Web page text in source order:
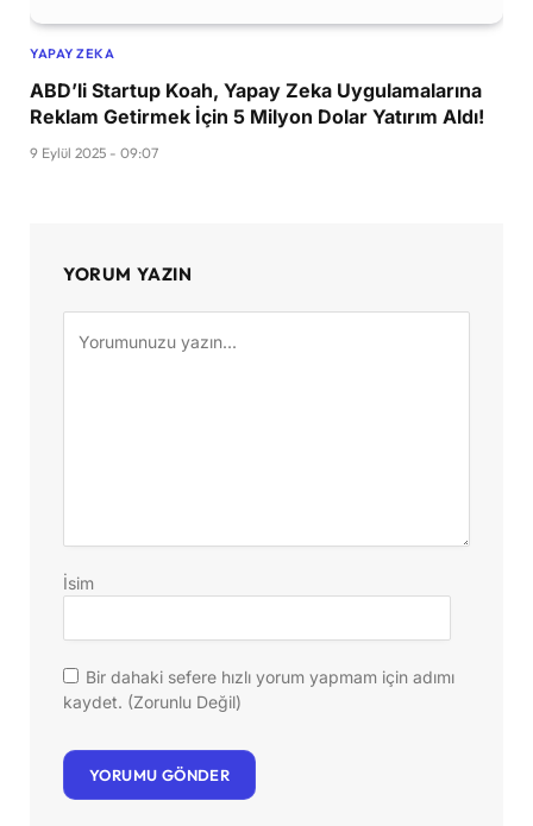
YAPAY ZEKA
ABD’li Startup Koah, Yapay Zeka Uygulamalarına
Reklam Getirmek İçin 5 Milyon Dolar Yatırım Aldı!
9 Eylül 2025 - 09:07
YORUM YAZIN
İsim
Bir dahaki sefere hızlı yorum yapmam için adımı
kaydet. (Zorunlu Değil)